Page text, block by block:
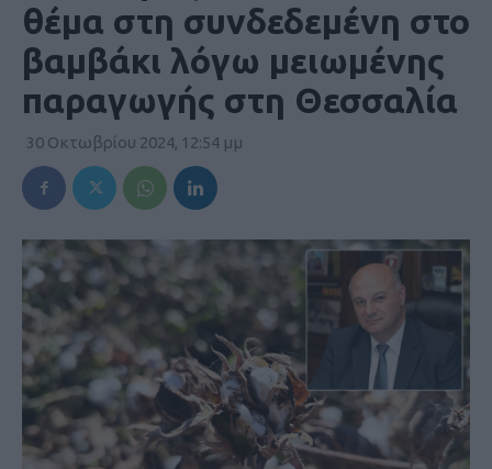
θέμα στη συνδεδεμένη στο
βαμβάκι λόγω μειωμένης
παραγωγής στη Θεσσαλία
30 Οκτωβρίου 2024, 12:54 μμ